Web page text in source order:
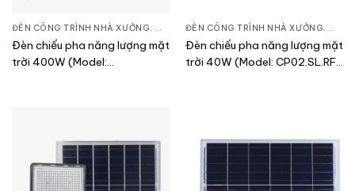
ĐÈN CÔNG TRÌNH NHÀ XƯỞNG, ĐÈN PHA LED, THIẾT BỊ CHIẾU SÁNG
Đèn chiếu pha năng lượng mặt
trời 400W (Model:
ĐÈN CÔNG TRÌNH NHÀ XƯỞNG, ĐÈN
Đèn chiếu pha năng lượng mặt
trời 40W (Model: CP02.SL.RF